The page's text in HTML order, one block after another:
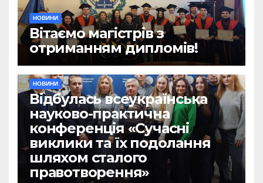
НОВИНИ
Вітаємо магістрів з
отриманням дипломів!
НОВИНИ
Відбулась всеукраїнська
науково-практична
конференція «Сучасні
виклики та їх подолання
шляхом сталого
правотворення»